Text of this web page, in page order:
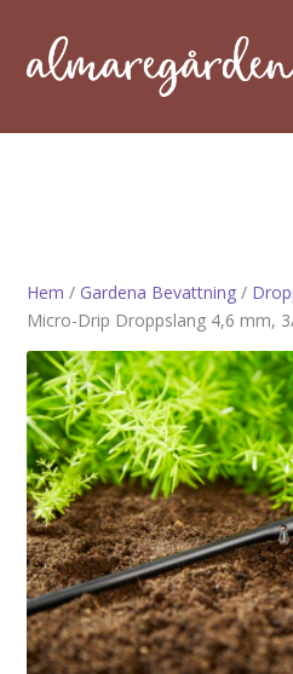
Hem / Gardena Bevattning /
Micro-Drip Droppslang 4,6 mm,